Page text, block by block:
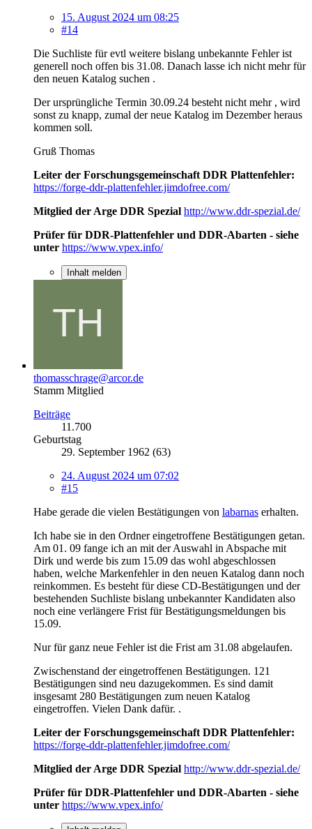
15. August 2024 um 08:25
#14
Die Suchliste für evtl weitere bislang unbekannte Fehler ist
generell noch offen bis 31.08. Danach lasse ich nicht mehr für
den neuen Katalog suchen .
Der ursprüngliche Termin 30.09.24 besteht nicht mehr , wird
sonst zu knapp, zumal der neue Katalog im Dezember heraus
kommen soll.
Gruß Thomas
Leiter der Forschungsgemeinschaft DDR Plattenfehler:
https://forge-ddr-plattenfehler.jimdofree.com/
Mitglied der Arge DDR Spezial http://www.ddr-spezial.de/
Prüfer für DDR-Plattenfehler und DDR-Abarten - siehe
unter https://www.vpex.info/
Inhalt melden
thomasschrage@arcor.de
Stamm Mitglied
Beiträge
11.700
Geburtstag
29. September 1962 (63)
24. August 2024 um 07:02
#15
Habe gerade die vielen Bestätigungen von labarnas erhalten.
Ich habe sie in den Ordner eingetroffene Bestätigungen getan.
Am 01. 09 fange ich an mit der Auswahl in Abspache mit
Dirk und werde bis zum 15.09 das wohl abgeschlossen
haben, welche Markenfehler in den neuen Katalog dann noch
reinkommen. Es besteht für diese CD-Bestätigungen und der
bestehenden Suchliste bislang unbekannter Kandidaten also
noch eine verlängere Frist für Bestätigungsmeldungen bis
15.09.
Nur für ganz neue Fehler ist die Frist am 31.08 abgelaufen.
Zwischenstand der eingetroffenen Bestätigungen. 121
Bestätigungen sind neu dazugekommen. Es sind damit
insgesamt 280 Bestätigungen zum neuen Katalog
eingetroffen. Vielen Dank dafür. .
Leiter der Forschungsgemeinschaft DDR Plattenfehler:
https://forge-ddr-plattenfehler.jimdofree.com/
Mitglied der Arge DDR Spezial http://www.ddr-spezial.de/
Prüfer für DDR-Plattenfehler und DDR-Abarten - siehe
unter https://www.vpex.info/